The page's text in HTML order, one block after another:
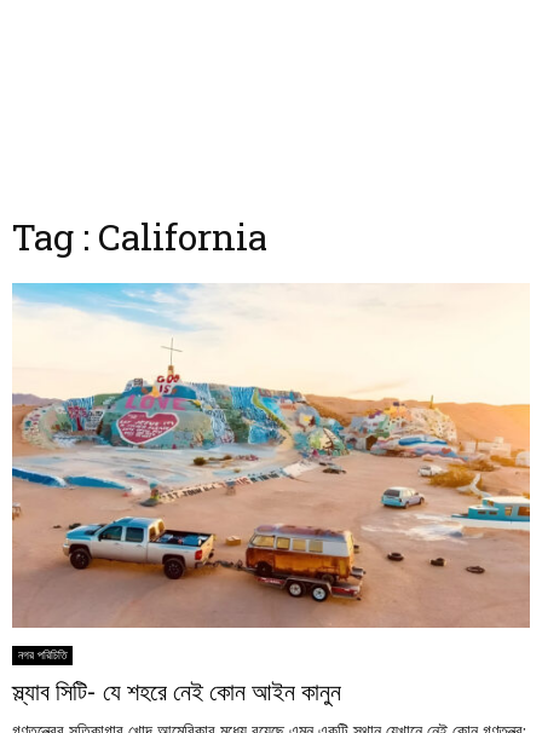
Tag : California
নগর পরিচিতি
স্ল্যাব সিটি- যে শহরে নেই কোন আইন কানুন